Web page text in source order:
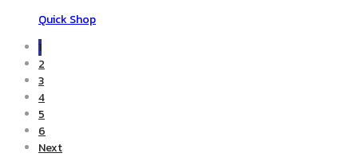
Quick Shop
1
2
3
4
5
6
Next